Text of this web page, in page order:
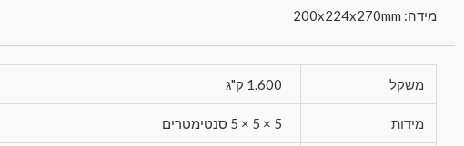
מידה: 200x224x270mm
משקל 1.600 ק"ג
מידות 5 × 5 × 5 סנטימטרים